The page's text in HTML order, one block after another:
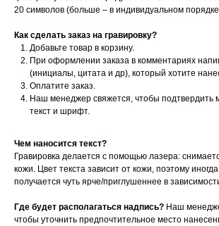
20 символов (больше – в индивидуальном
Как сделать заказ на гравировку?
Добавьте товар в корзину.
При оформлении заказа в комментариях
(инициалы, цитата и др), который хотите
Оплатите заказ.
Наш менеджер свяжется, чтобы подтвердить
текст и шрифт.
Чем наносится текст?
Гравировка делается с помощью лазера:
кожи. Цвет текста зависит от кожи, поэтому
получается чуть ярче/приглушеннее в
Где будет располагаться надпись? Наш
чтобы уточнить предпочтительное место